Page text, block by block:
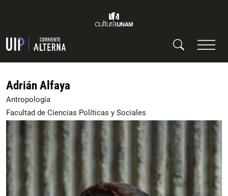
Adrián Alfaya
Antropología
Facultad de Ciencias Políticas y Sociales